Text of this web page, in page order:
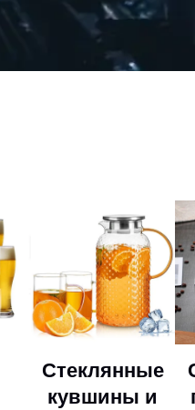
Стеклянные
кувшины и